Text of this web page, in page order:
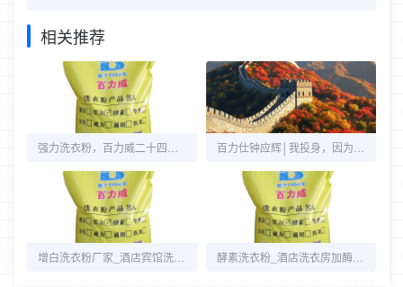
相关推荐